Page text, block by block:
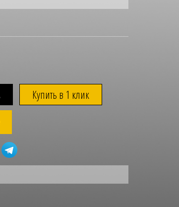
Купить в 1 клик